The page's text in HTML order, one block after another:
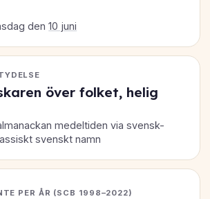
den10 juni
över folket, helig
medeltiden via svensk-
svenskt namn
PER ÅR (SCB 1998–2022)